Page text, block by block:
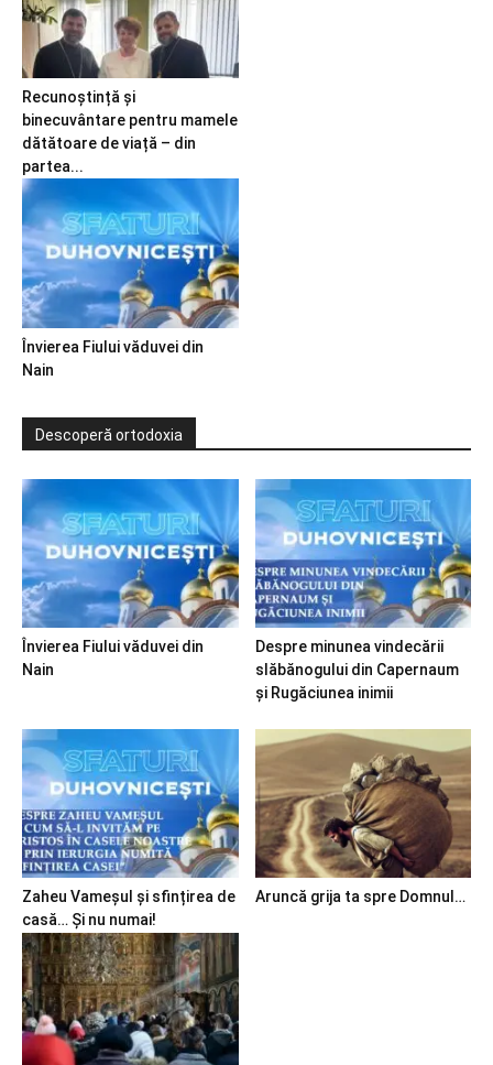
Recunoștință și
binecuvântare pentru mamele
dătătoare de viață – din
partea...
Învierea Fiului văduvei din
Nain
Descoperă ortodoxia
Învierea Fiului văduvei din
Nain
Despre minunea vindecării
slăbănogului din Capernaum
și Rugăciunea inimii
Zaheu Vameșul și sfințirea de
casă… Și nu numai!
Aruncă grija ta spre Domnul…